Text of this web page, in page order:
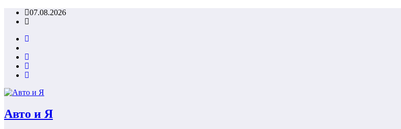
Перейти07.08.2026
Авто и Я